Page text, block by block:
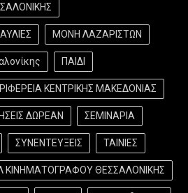
ΜΟΝΗ ΛΑΖΑΡΙΣΤΩΝ
ΠΑΙΔΙ
ΚΕΝΤΡΙΚΗΣ ΜΑΚΕΔΟΝΙΑΣ
ΔΩΡΕΑΝ ΣΕΜΙΝΑΡΙΑ
ΣΥΝΕΝΤΕΥΞΕΙΣ ΤΑΙΝΙΕΣ
ΚΙΝΗΜΑΤΟΓΡΑΦΟΥ ΘΕΣΣΑΛΟΝΙΚΗΣ